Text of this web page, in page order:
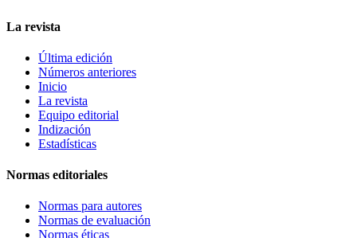
La revista
Última edición
Números anteriores
Inicio
La revista
Equipo editorial
Indización
Estadísticas
Normas editoriales
Normas para autores
Normas de evaluación
Normas éticas